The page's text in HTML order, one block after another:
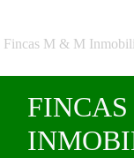
Fincas M & M